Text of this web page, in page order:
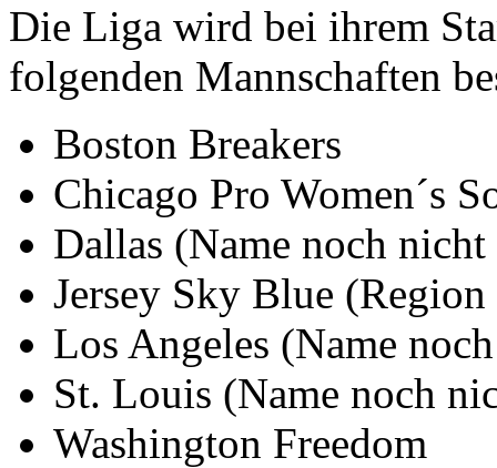
Die Liga wird bei ihrem
folgenden Mannschaften
Boston Breakers
Chicago Pro Women´s
Dallas (Name noch
Jersey Sky Blue
Los Angeles (Name
St. Louis (Name noch
Washington Freedom